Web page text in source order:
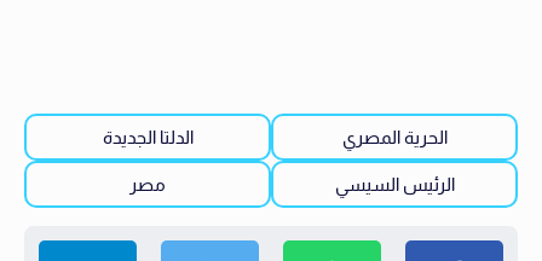
الحرية المصري الدلتا الجديدة
الرئيس السيسي مصر